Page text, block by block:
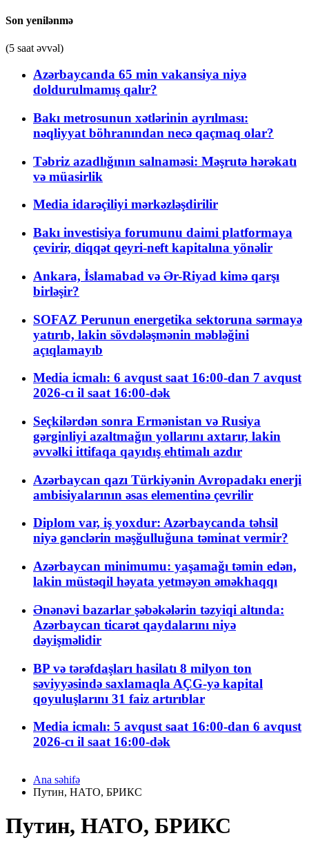
Son yenilənmə
(5 saat əvvəl)
Azərbaycanda 65 min vakansiya niyə
doldurulmamış qalır?
Bakı metrosunun xətlərinin ayrılması:
nəqliyyat böhranından necə qaçmaq olar?
Təbriz azadlığının salnaməsi: Məşrutə hərəkatı
və müasirlik
Media idarəçiliyi mərkəzləşdirilir
Bakı investisiya forumunu daimi platformaya
çevirir, diqqət qeyri-neft kapitalına yönəlir
Ankara, İslamabad və Ər-Riyad kimə qarşı
birləşir?
SOFAZ Perunun energetika sektoruna sərmayə
yatırıb, lakin sövdələşmənin məbləğini
açıqlamayıb
Media icmalı: 6 avqust saat 16:00-dan 7 avqust
2026-cı il saat 16:00-dək
Seçkilərdən sonra Ermənistan və Rusiya
gərginliyi azaltmağın yollarını axtarır, lakin
əvvəlki ittifaqa qayıdış ehtimalı azdır
Azərbaycan qazı Türkiyənin Avropadakı enerji
ambisiyalarının əsas elementinə çevrilir
Diplom var, iş yoxdur: Azərbaycanda təhsil
niyə gənclərin məşğulluğuna təminat vermir?
Azərbaycan minimumu: yaşamağı təmin edən,
lakin müstəqil həyata yetməyən əməkhaqqı
Ənənəvi bazarlar şəbəkələrin təzyiqi altında:
Azərbaycan ticarət qaydalarını niyə
dəyişməlidir
BP və tərəfdaşları hasilatı 8 milyon ton
səviyyəsində saxlamaqla AÇG-yə kapital
qoyuluşlarını 31 faiz artırıblar
Media icmalı: 5 avqust saat 16:00-dan 6 avqust
2026-cı il saat 16:00-dək
Ana səhifə
Путин, НАТО, БРИКС
Путин, НАТО, БРИКС